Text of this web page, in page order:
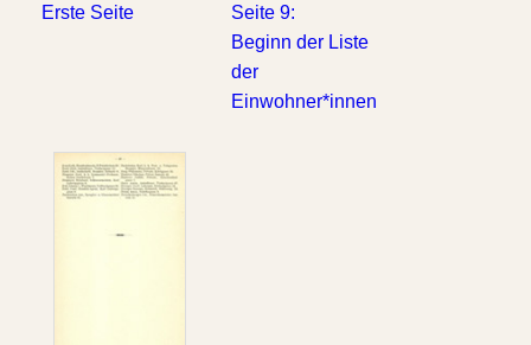
Erste Seite
Seite 9:
Beginn der Liste
der
Einwohner*innen